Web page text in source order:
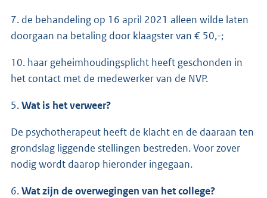
7. de behandeling op 16 april 2021 alleen wilde laten
doorgaan na betaling door klaagster van € 50,-;
10. haar geheimhoudingsplicht heeft geschonden in
het contact met de medewerker van de NVP.
5.Wat is het verweer?
De psychotherapeut heeft de klacht en de daaraan ten
grondslag liggende stellingen bestreden. Voor zover
nodig wordt daarop hieronder ingegaan.
6.Wat zijn de overwegingen van het college?